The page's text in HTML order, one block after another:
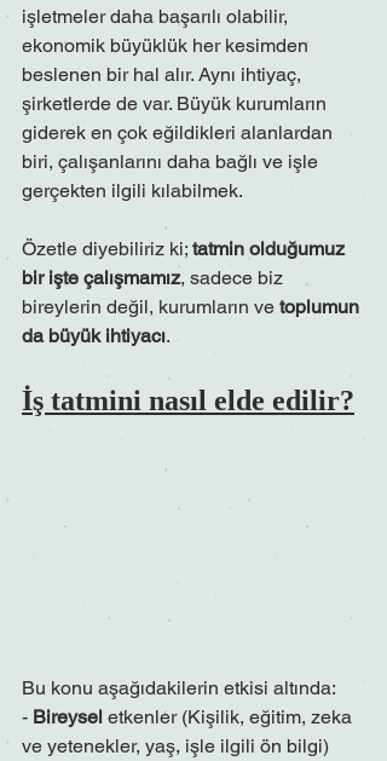
işletmeler daha başarılı olabilir,
ekonomik büyüklük her kesimden
beslenen bir hal alır. Aynı ihtiyaç,
şirketlerde de var. Büyük kurumların
giderek en çok eğildikleri alanlardan
biri, çalışanlarını daha bağlı ve işle
gerçekten ilgili kılabilmek.
Özetle diyebiliriz ki; tatmin olduğumuz
bir işte çalışmamız, sadece biz
bireylerin değil, kurumların ve toplumun
da büyük ihtiyacı.
İş tatmini nasıl elde edilir?
Bu konu aşağıdakilerin etkisi altında:
- Bireysel etkenler (Kişilik, eğitim, zeka
ve yetenekler, yaş, işle ilgili ön bilgi)